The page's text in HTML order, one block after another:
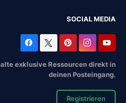
SOCIAL MEDIA
exklusive Ressourcen direkt in
deinen Posteingang.
Registrieren